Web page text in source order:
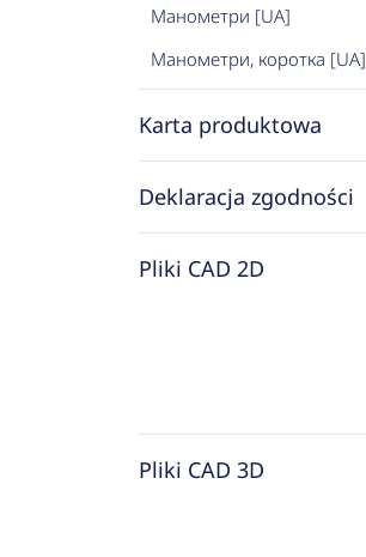
Манометри [UA]
Манометри, коротка [UA]
Karta produktowa
Deklaracja zgodności
Pliki CAD 2D
Pliki CAD 3D